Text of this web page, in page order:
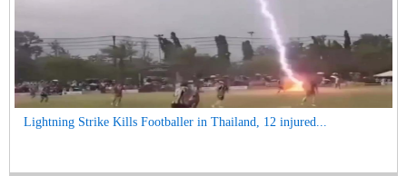
Lightning Strike Kills Footballer in Thailand, 12 injured...